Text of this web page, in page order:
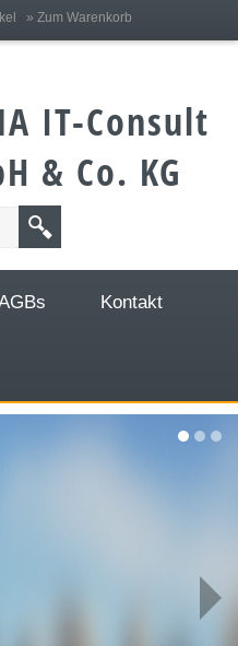
» Zum Warenkorb
IT-Consult
& Co. KG
Kontakt